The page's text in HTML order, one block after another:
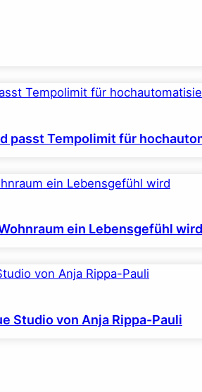
passt Tempolimit für
ein Lebensgefühl wird
Studio von Anja Rippa-Pauli